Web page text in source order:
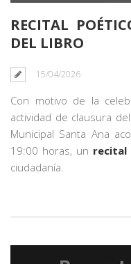
RECITAL
DEL LIBRO
15/04/2026
Con motivo de la
actividad de clausura
Municipal Santa Ana
19:00 horas, un recital
ciudadanía.